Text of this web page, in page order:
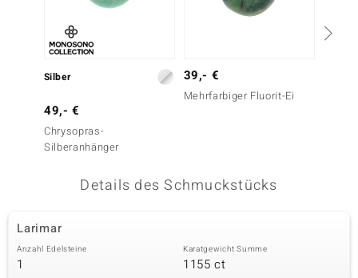
Silber
49,- €
Chrysopras-
Silberanhänger
39,- €
Mehrfarbiger Fluorit-Ei
Details des Schmuckstücks
Larimar
Anzahl Edelsteine
1
Karatgewicht Summe
1155 ct